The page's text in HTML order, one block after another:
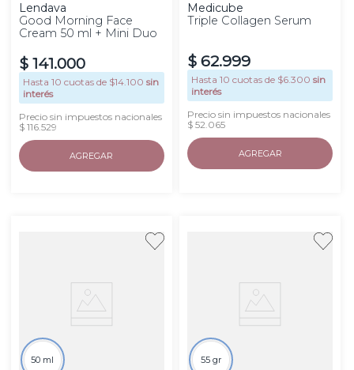
Lendava
Good Morning Face
Cream 50 ml + Mini Duo
$ 141.000
Hasta 10 cuotas de $14.100 sin
interés
Precio sin impuestos nacionales
$ 116.529
AGREGAR
Medicube
Triple Collagen Serum
$ 62.999
Hasta10 cuotas de $6.300 sin
interés
Precio sin impuestos nacionales
$ 52.065
AGREGAR
50 ml 55 gr